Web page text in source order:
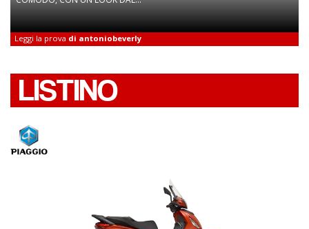
Leggi la prova di antoniobeverly
LISTINO